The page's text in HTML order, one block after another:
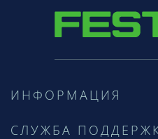
ИНФОРМАЦИЯ
СЛУЖБА